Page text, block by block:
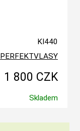
KI440
PERFEKTVLASY
1 800 CZK
Skladem